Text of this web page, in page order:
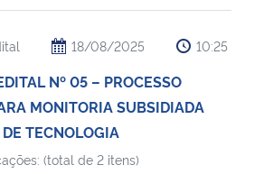
18/08/2025 10:25
Nº 05 – PROCESSO
MONITORIA SUBSIDIADA
TECNOLOGIA
(total de 2 itens)